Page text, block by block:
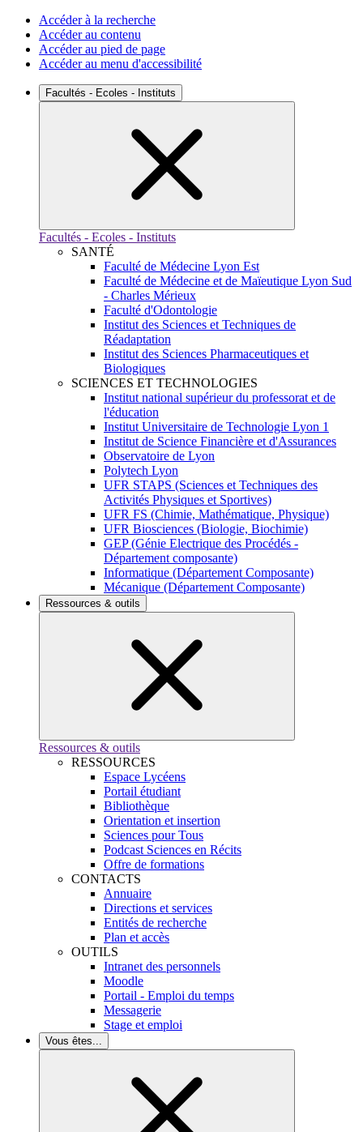
Accéder à la recherche
Accéder au contenu
Accéder au pied de page
Accéder au menu d'accessibilité
Facultés - Ecoles - Instituts
Facultés - Ecoles - Instituts
SANTÉ
Faculté de Médecine Lyon Est
Faculté de Médecine et de Maïeutique Lyon Sud
- Charles Mérieux
Faculté d'Odontologie
Institut des Sciences et Techniques de
Réadaptation
Institut des Sciences Pharmaceutiques et
Biologiques
SCIENCES ET TECHNOLOGIES
Institut national supérieur du professorat et de
l'éducation
Institut Universitaire de Technologie Lyon 1
Institut de Science Financière et d'Assurances
Observatoire de Lyon
Polytech Lyon
UFR STAPS (Sciences et Techniques des
Activités Physiques et Sportives)
UFR FS (Chimie, Mathématique, Physique)
UFR Biosciences (Biologie, Biochimie)
GEP (Génie Electrique des Procédés -
Département composante)
Informatique (Département Composante)
Mécanique (Département Composante)
Ressources & outils
Ressources & outils
RESSOURCES
Espace Lycéens
Portail étudiant
Bibliothèque
Orientation et insertion
Sciences pour Tous
Podcast Sciences en Récits
Offre de formations
CONTACTS
Annuaire
Directions et services
Entités de recherche
Plan et accès
OUTILS
Intranet des personnels
Moodle
Portail - Emploi du temps
Messagerie
Stage et emploi
Vous êtes...